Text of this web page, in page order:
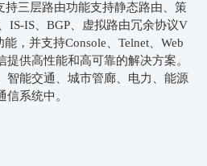
持三层路由功能支持静态路由、策
IS-IS、BGP、虚拟路由冗余协议V
能， 并支持Console、Telnet、Web
提供高性能和高可靠的解决方案。
智能交通、城市管廊、电力、能源
信系统中 。